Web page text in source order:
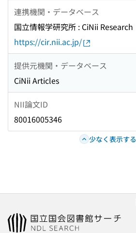
連携機関・データベース
国立情報学研究所 : CiNii Research
https://cir.nii.ac.jp/
提供元機関・データベース
CiNii Articles
NII論文ID
80016005346
少なく表示する